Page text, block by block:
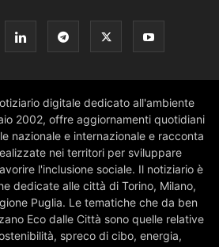
digitale dedicato all'ambiente
2002, offre aggiornamenti quotidiani
nazionale e internazionale e racconta
nei territori per sviluppare
l'inclusione sociale. Il notiziario è
dedicate alle città di Torino, Milano,
Puglia. Le tematiche che da ben
Eco dalle Città sono quelle relative
spreco di cibo, energia,